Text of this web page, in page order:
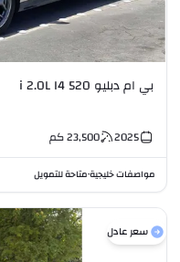
بي ام دبليو 520 i 2.0L I4
2025
23,500كم
مواصفات خليجية•متاحة للتمويل
سعر عادل